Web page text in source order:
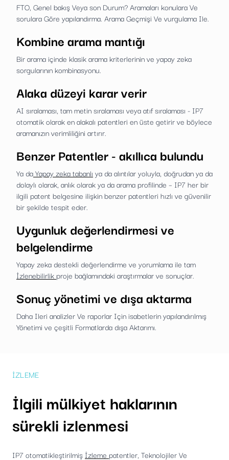
FTO, Genel bakış Veya son Durum? Aramaları konulara Ve
sorulara Göre yapılandırma. Arama Geçmişi Ve vurgulama Ile.
Kombine arama mantığı
Bir arama içinde klasik arama kriterlerinin ve yapay zeka
sorgularının kombinasyonu.
Alaka düzeyi karar verir
AI sıralaması, tam metin sıralaması veya atıf sıralaması - IP7
otomatik olarak en alakalı patentleri en üste getirir ve böylece
aramanızın verimliliğini artırır.
Benzer Patentler - akıllıca bulundu
Ya daYapay zeka tabanlı ya da alıntılar yoluyla, doğrudan ya da
dolaylı olarak, anlık olarak ya da arama profilinde – IP7 her bir
ilgili patent belgesine ilişkin benzer patentleri hızlı ve güvenilir
bir şekilde tespit eder.
Uygunluk değerlendirmesi ve
belgelendirme
Yapay zeka destekli değerlendirme ve yorumlama ile tam
İzlenebilirlikproje bağlamındaki araştırmalar ve sonuçlar.
Sonuç yönetimi ve dışa aktarma
Daha Ileri analizler Ve raporlar Için isabetlerin yapılandırılmış
Yönetimi ve çeşitli Formatlarda dışa Aktarımı.
İZLEME
İlgili mülkiyet haklarının
sürekli izlenmesi
IP7 otomatikleştirilmiş İzleme patentler, Teknolojiler Ve